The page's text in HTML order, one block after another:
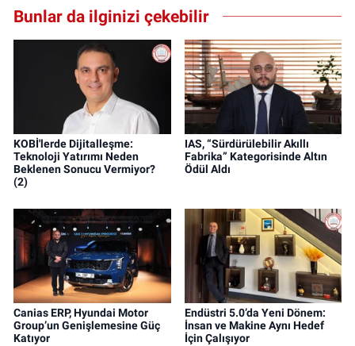
Bunlar da ilginizi çekebilir
KOBİ'lerde Dijitalleşme:
Teknoloji Yatırımı Neden
Beklenen Sonucu Vermiyor?
(2)
IAS, “Sürdürülebilir Akıllı
Fabrika” Kategorisinde Altın
Ödül Aldı
Canias ERP, Hyundai Motor
Group’un Genişlemesine Güç
Katıyor
Endüstri 5.0’da Yeni Dönem:
İnsan ve Makine Aynı Hedef
İçin Çalışıyor